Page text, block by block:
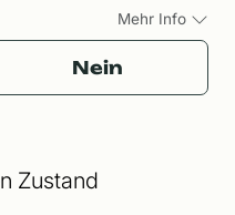
Mehr Info
Nein
Zustand